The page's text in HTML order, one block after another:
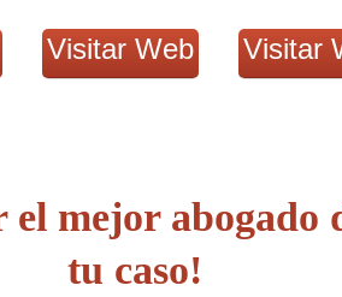
Visitar Web Visitar
mejor abogado
tu caso!